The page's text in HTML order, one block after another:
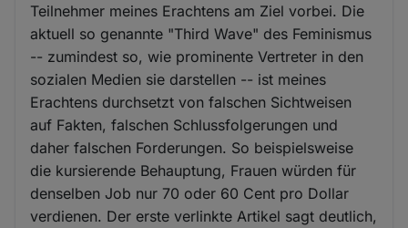
Teilnehmer meines Erachtens am Ziel vorbei. Die
aktuell so genannte "Third Wave" des Feminismus
-- zumindest so, wie prominente Vertreter in den
sozialen Medien sie darstellen -- ist meines
Erachtens durchsetzt von falschen Sichtweisen
auf Fakten, falschen Schlussfolgerungen und
daher falschen Forderungen. So beispielsweise
die kursierende Behauptung, Frauen würden für
denselben Job nur 70 oder 60 Cent pro Dollar
verdienen. Der erste verlinkte Artikel sagt deutlich,